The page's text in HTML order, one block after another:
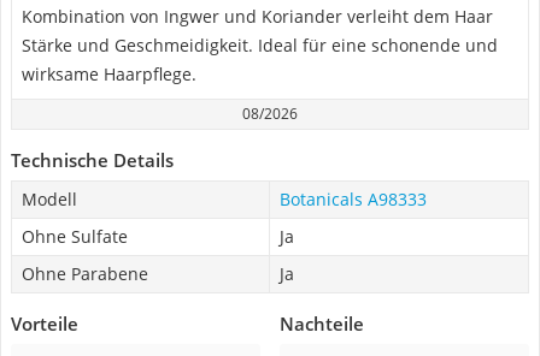
Kombination von Ingwer und Koriander verleiht dem Haar
Stärke und Geschmeidigkeit. Ideal für eine schonende und
wirksame Haarpflege.
08/2026
Technische Details
Modell
Botanicals A98333
Ohne Sulfate
Ja
Ohne Parabene
Ja
Vorteile Nachteile